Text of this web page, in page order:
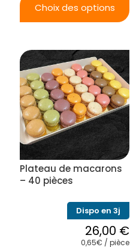
Choix des options
a
plusieurs
variations.
Les
options
peuvent
être
choisies
sur
la
page
Plateau de macarons
– 40 pièces
Dispo en 3j
26,00 €
0,65€ / pièce